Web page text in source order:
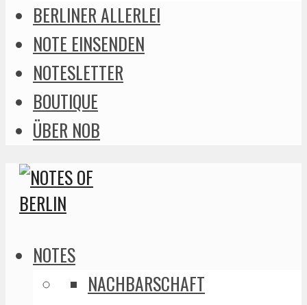
BERLINER ALLERLEI
NOTE EINSENDEN
NOTESLETTER
BOUTIQUE
ÜBER NOB
NOTES
NACHBARSCHAFT